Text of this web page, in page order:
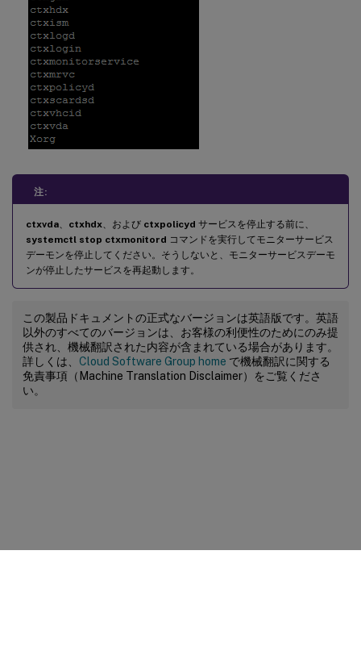
注:
ctxvda ctxhdx 、および ctxpolicyd サービスを停止する前に、
systemctl stop ctxmonitord コマンドを実行してモニターサービス
デーモンを停止してください。そうしないと、モニターサービスデーモ
ンが停止したサービスを再起動します。
この製品ドキュメントの正式なバージョンは英語版です。英語
以外のすべてのバージョンは、お客様の利便性のためにのみ提
供され、機械翻訳された内容が含まれている場合があります。
詳しくは、 Cloud Software Group home で機械翻訳に関する
免責事項（Machine Translation Disclaimer）をご覧くださ
い。